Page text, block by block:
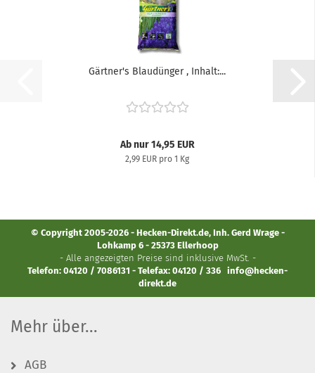
Gärtner's Blaudünger , Inhalt:...
Ab nur 14,95 EUR
2,99 EUR pro 1 Kg
© Copyright 2005-2026 - Hecken-Direkt.de, Inh. Gerd Wrage -
Lohkamp 6 - 25373 Ellerhoop
- Alle angezeigten Preise sind inklusive MwSt. -
Telefon: 04120 / 7086131 - Telefax: 04120 / 336 info@hecken-
direkt.de
Mehr über...
AGB